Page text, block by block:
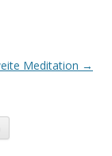
Meditation →